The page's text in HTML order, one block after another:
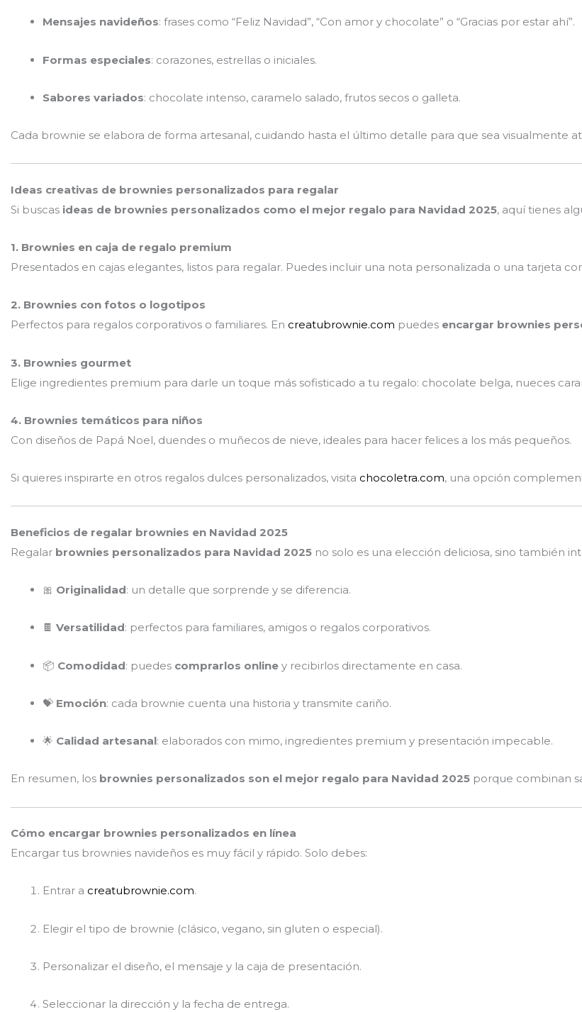
Mensajes navideños: frases como “Feliz Navidad”, “Con amor y chocolate” o “Gracias por estar ahí”.
Formas especiales: corazones, estrellas o iniciales.
Sabores variados: chocolate intenso, caramelo salado, frutos secos o galleta.
Cada brownie se elabora de forma artesanal, cuidando hasta el último detalle para que sea visualmente
Ideas creativas de brownies personalizados para regalar
Si buscas ideas de brownies personalizados como el mejor regalo para Navidad 2025, aquí tienes
1. Brownies en caja de regalo premium
Presentados en cajas elegantes, listos para regalar. Puedes incluir una nota personalizada o una tarjeta
2. Brownies con fotos o logotipos
Perfectos para regalos corporativos o familiares. En creatubrownie.com puedes encargar brownies
3. Brownies gourmet
Elige ingredientes premium para darle un toque más sofisticado a tu regalo: chocolate belga, nueces
4. Brownies temáticos para niños
Con diseños de Papá Noel, duendes o muñecos de nieve, ideales para hacer felices a los más pequeños.
Si quieres inspirarte en otros regalos dulces personalizados, visita chocoletra.com, una opción
Beneficios de regalar brownies en Navidad 2025
Regalar brownies personalizados para Navidad 2025 no solo es una elección deliciosa, sino también
🎀 Originalidad: un detalle que sorprende y se diferencia.
🍫 Versatilidad: perfectos para familiares, amigos o regalos corporativos.
📦 Comodidad: puedes comprarlos online y recibirlos directamente en casa.
💝 Emoción: cada brownie cuenta una historia y transmite cariño.
🌟 Calidad artesanal: elaborados con mimo, ingredientes premium y presentación impecable.
En resumen, los brownies personalizados son el mejor regalo para Navidad 2025 porque combinan
Cómo encargar brownies personalizados en línea
Encargar tus brownies navideños es muy fácil y rápido. Solo debes:
Entrar a creatubrownie.com.
Elegir el tipo de brownie (clásico, vegano, sin gluten o especial).
Personalizar el diseño, el mensaje y la caja de presentación.
Seleccionar la dirección y la fecha de entrega.